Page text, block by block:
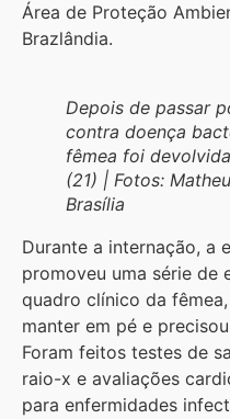
Área de Proteção
Brazlândia.
Depois de passar
contra doença
fêmea foi
(21) | Fotos:
Brasília
Durante a internação, a
promoveu uma série de
quadro clínico da
manter em pé e
Foram feitos testes de
raio-x e avaliações
para enfermidades